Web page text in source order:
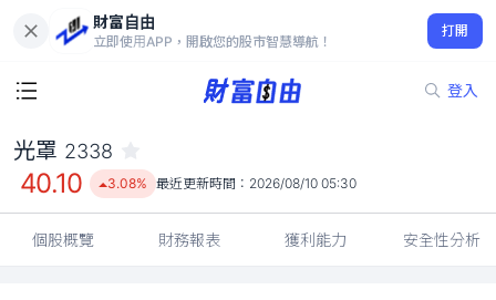
財富自由
立即使用APP，開啟您的股市智慧導航！
打開
登入
40.10
3.08%
光罩 2338
40.10 3.08% 最近更新時間： 2026/08/10 05:30
個股概覽 財務報表 獲利能力 安全性分析